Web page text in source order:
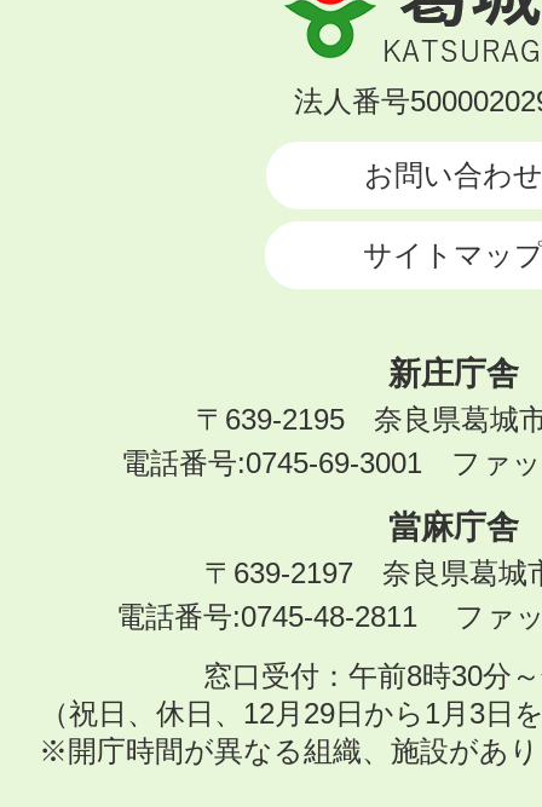
城
市
KATSURAGI
法人番号
お問い合わせ
サイトマッ
新庄庁舎
〒639-2195 奈良県葛城
電話番号:0745-69-3001 ファ
當麻庁舎
〒639-2197 奈良県葛城
電話番号:0745-48-2811 ファ
窓口受付：午前8時30分
（祝日、休日、12月29日から1月3日
※開庁時間が異なる組織、施設があ